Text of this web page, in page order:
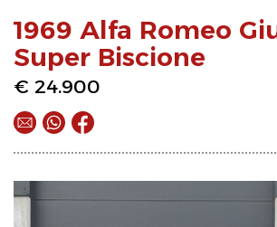
1969 Alfa Romeo
Super Biscione
€ 24.900